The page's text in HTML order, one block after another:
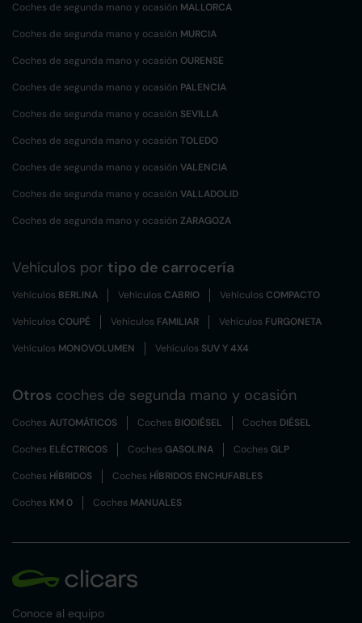
Coches de segunda mano y ocasión MALLORCA
Coches de segunda mano y ocasión MURCIA
Coches de segunda mano y ocasión OURENSE
Coches de segunda mano y ocasión PALENCIA
Coches de segunda mano y ocasión SEVILLA
Coches de segunda mano y ocasión TOLEDO
Coches de segunda mano y ocasión VALENCIA
Coches de segunda mano y ocasión VALLADOLID
Coches de segunda mano y ocasión ZARAGOZA
Vehículos por tipo de carrocería
Vehículos BERLINA VehículosCABRIO VehículosCOMPACTO
VehículosCOUPÉ Vehículos FAMILIAR Vehículos FURGONETA
Vehículos MONOVOLUMEN Vehículos SUV Y 4X4
Otros coches de segunda mano y ocasión
CochesAUTOMÁTICOS Coches BIODIÉSEL Coches DIÉSEL
Coches ELÉCTRICOS CochesGASOLINA CochesGLP
Coches HÍBRIDOS Coches HÍBRIDOS ENCHUFABLES
Coches KM 0 Coches MANUALES
Conoce al equipo